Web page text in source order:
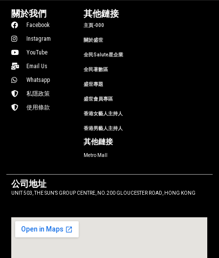
關於我們
Facebook
Instagram
YouTube
Email Us
Whatsapp
私隱政策
使用條款
其他鏈接
主頁-000
關於盛世
全民Salute星企業
全民著數區
盛世專題
盛世會員專區
香港女藝人主持人
香港男藝人主持人
其他鏈接
Metro Mall
公司地址
UNIT 503, THE SUN’S GROUP CENTRE, NO.200 GLOUCESTER ROAD, HONG KONG